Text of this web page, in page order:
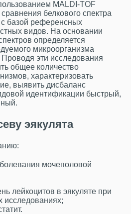
MALDI-TОF
белкового спектра
базой референсных
видов. На основании
определяется
микроорганизма
эти исследования
общее количество
характеризовать
выявить дисбаланс
идентификации быстрый,
эякулята
мочеполовой
лейкоцитов в эякуляте при
исследованиях;